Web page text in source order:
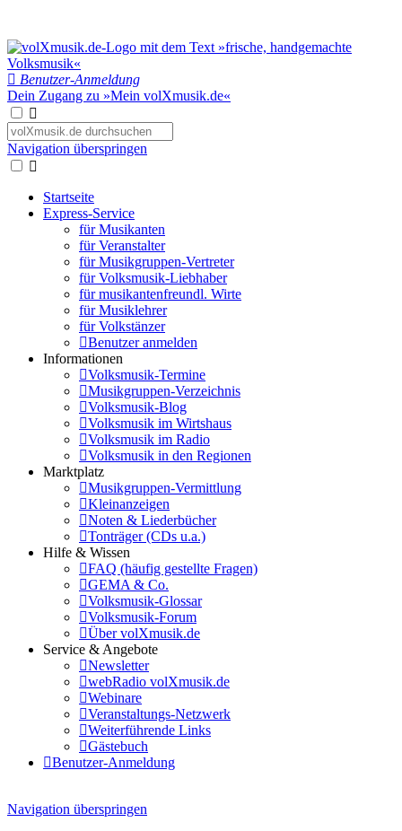
Benutzer-Anmeldung
Dein Zugang zu »Mein volXmusik.de«
Navigation überspringen
Startseite
Express-Service
für Musikanten
für Veranstalter
für Musikgruppen-Vertreter
für Volksmusik-Liebhaber
für musikantenfreundl. Wirte
für Musiklehrer
für Volkstänzer
Benutzer anmelden
Informationen
Volksmusik-Termine
Musikgruppen-Verzeichnis
Volksmusik-Blog
Volksmusik im Wirtshaus
Volksmusik im Radio
Volksmusik in den Regionen
Marktplatz
Musikgruppen-Vermittlung
Kleinanzeigen
Noten & Liederbücher
Tonträger (CDs u.a.)
Hilfe & Wissen
FAQ (häufig gestellte Fragen)
GEMA & Co.
Volksmusik-Glossar
Volksmusik-Forum
Über volXmusik.de
Service & Angebote
Newsletter
webRadio volXmusik.de
Webinare
Veranstaltungs-Netzwerk
Weiterführende Links
Gästebuch
Benutzer-Anmeldung
Navigation überspringen